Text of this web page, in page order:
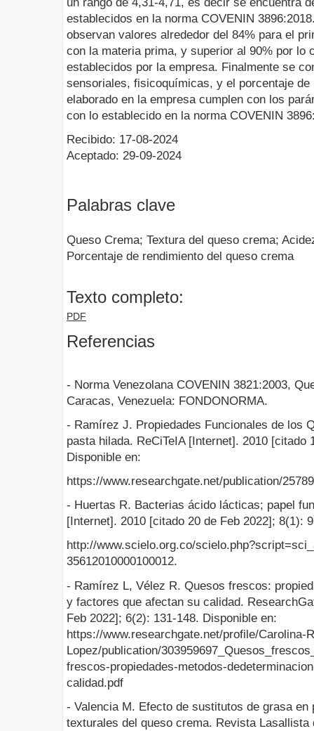
establecidos en la norma COVENIN
observan valores alrededor del 84% para el
con la materia prima, y superior al 90% por lo
establecidos por la empresa. Finalmente se
sensoriales, fisicoquímicas, y el porcentaje de
elaborado en la empresa cumplen con los
con lo establecido en la norma COVENIN
Recibido: 17-08-2024
Aceptado: 29-09-2024
Palabras clave
Queso Crema; Textura del queso crema;
Porcentaje de rendimiento del queso crema
Texto completo:
PDF
Referencias
- Norma Venezolana COVENIN 3821:2003,
Caracas, Venezuela: FONDONORMA.
- Ramírez J. Propiedades Funcionales de los
pasta hilada. ReCiTeIA [Internet]. 2010 [citado
Disponible en:
https://www.researchgate.net/publication/
- Huertas R. Bacterias ácido lácticas; papel
[Internet]. 2010 [citado 20 de Feb 2022]; 8(1):
http://www.scielo.org.co/
35612010000100012.
- Ramírez L, Vélez R. Quesos frescos:
y factores que afectan su calidad.
Feb 2022]; 6(2): 131-148. Disponible en:
https://www.researchgate.net/profile/Carolina-
Lopez/publication/
frescos-propiedades-metodos-
calidad.pdf
- Valencia M. Efecto de sustitutos de grasa en
texturales del queso crema. Revista